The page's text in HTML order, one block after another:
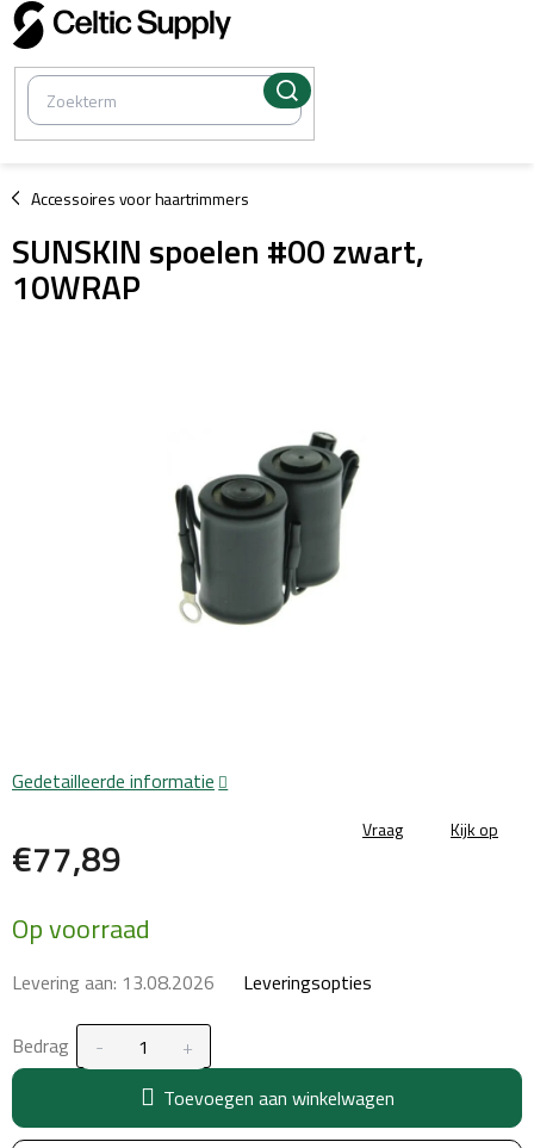
Overslaan
naar
inhoud
Accessoires voor haartrimmers
/
SUNSKIN spoelen #00 zwart,
10WRAP
€77,89
prijs:
Op voorraad
Levering aan: 13.08.2026 Leveringsopties
Bedrag
Toevoegen aan winkelwagen
Gedetailleerde informatie
Vraag Kijk op